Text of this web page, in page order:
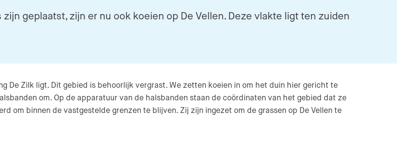
geplaatst, zijn er nu ook koeien op De Vellen. Deze vlakte ligt ten zuiden
De Zilk ligt. Dit gebied is behoorlijk vergrast. We zetten koeien in om het duin hier gericht te
om. Op de apparatuur van de halsbanden staan de coördinaten van het gebied dat ze
om binnen de vastgestelde grenzen te blijven. Zij zijn ingezet om de grassen op De Vellen te